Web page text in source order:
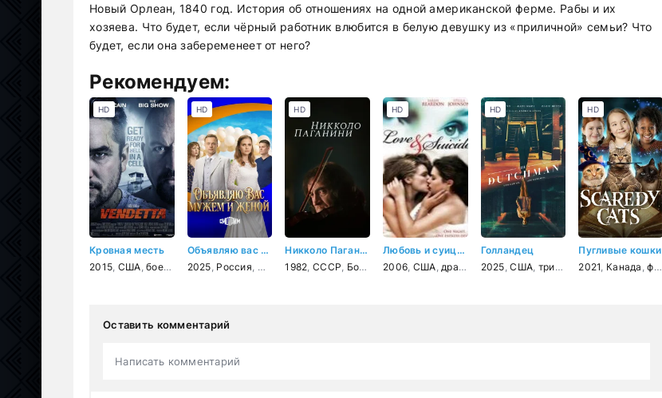
Новый Орлеан, 1840 год. История об отношениях на одной американской ферме. Рабы и их
хозяева. Что будет, если чёрный работник влюбится в белую девушку из «приличной» семьи? Что
будет, если она забеременеет от него?
Рекомендуем:
Кровная месть
2015 США ,боевик драма
HD
Объявляю вас мужем и женой
2025 Россия мелодрама
HD
Никколо Паганини
1982 СССР Болгария ,драма,биография,музыка
HD
Любовь и суицид
2006 США драма мелодрама
HD
Голландец
2025 ,США триллер ,драма
HD
Пугливые кошки
2021 Канада ,фэнтези
HD
Оставить комментарий
Написать комментарий